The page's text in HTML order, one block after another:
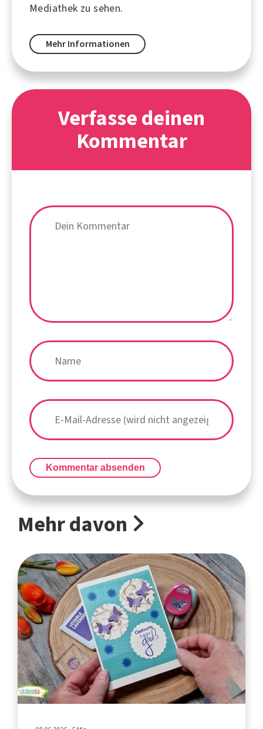
Mediathek zu sehen.
Mehr Informationen
Verfasse deinen
Kommentar
Kommentar absenden
Mehr davon